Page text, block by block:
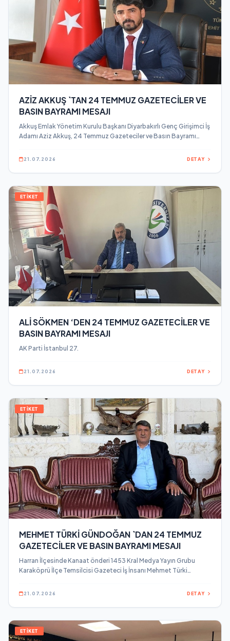
AZİZ AKKUŞ `TAN 24 TEMMUZ GAZETECİLER VE
BASIN BAYRAMI MESAJI
Akkuş Emlak Yönetim Kurulu Başkanı Diyarbakırlı Genç Girişimci İş
Adamı Aziz Akkuş, 24 Temmuz Gazeteciler ve Basın Bayramı
21.07.2026 DETAY
ETİKET
ALİ SÖKMEN ‘DEN 24 TEMMUZ GAZETECİLER VE
BASIN BAYRAMI MESAJI
AK Parti İstanbul 27.
21.07.2026 DETAY
ETİKET
MEHMET TÜRKİ GÜNDOĞAN `DAN 24 TEMMUZ
GAZETECİLER VE BASIN BAYRAMI MESAJI
Harran İlçesinde Kanaat önderi 1453 Kral Medya Yayın Grubu
Karaköprü İlçe Temsilcisi Gazeteci İş İnsanı Mehmet Türki
bir mesaj yayınladı.
21.07.2026 DETAY
ETİKET